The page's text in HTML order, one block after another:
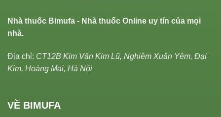
Nhà thuốc Bimufa - Nhà thuốc Online uy tín của mọi
nhà.
Địa chỉ: CT12B Kim Văn Kim Lũ, Nghiêm Xuân Yêm, Đại
Kim, Hoàng Mai, Hà Nội
VỀ BIMUFA